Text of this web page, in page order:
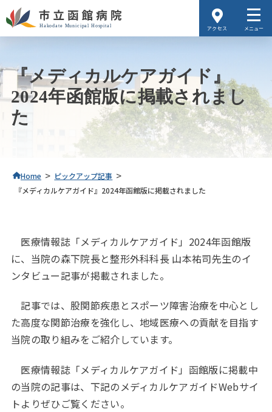
アクセス メニュー
『メディカルケアガイド』
2024年函館版に掲載されまし
た
Home > ピックアップ記事 >
『メディカルケアガイド』2024年函館版に掲載されました
医療情報誌「メディカルケアガイド」2024年函館版
に、当院の森下院長と整形外科科長 山本祐司先生のイ
ンタビュー記事が掲載されました。
記事では、股関節疾患とスポーツ障害治療を中心とし
た高度な関節治療を強化し、地域医療への貢献を目指す
当院の取り組みをご紹介しています。
医療情報誌「メディカルケアガイド」函館版に掲載中
の当院の記事は、下記のメディカルケアガイドWebサイ
トよりぜひご覧ください。